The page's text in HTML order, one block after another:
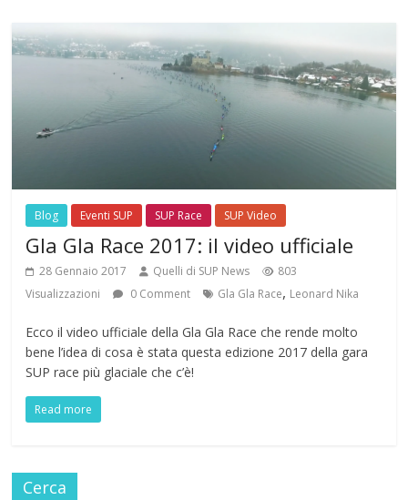
Blog Eventi SUP SUP Race SUP Video
Gla Gla Race 2017: il video ufficiale
28 Gennaio 2017 Quelli di SUP News
803
Visualizzazioni
0 Comment Gla Gla Race, Leonard Nika
Ecco il video ufficiale della Gla Gla Race che rende molto
bene l’idea di cosa è stata questa edizione 2017 della gara
SUP race più glaciale che c’è!
Read more
Cerca